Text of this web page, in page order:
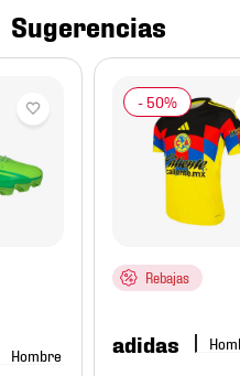
Sugerencias
Hombre
Rebajas
adidas